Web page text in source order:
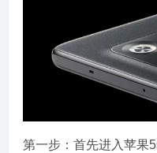
第一步：首先进入苹果